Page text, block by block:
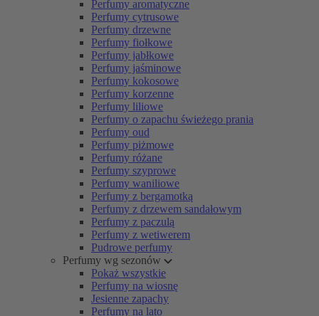
Perfumy aromatyczne
Perfumy cytrusowe
Perfumy drzewne
Perfumy fiołkowe
Perfumy jabłkowe
Perfumy jaśminowe
Perfumy kokosowe
Perfumy korzenne
Perfumy liliowe
Perfumy o zapachu świeżego prania
Perfumy oud
Perfumy piżmowe
Perfumy różane
Perfumy szyprowe
Perfumy waniliowe
Perfumy z bergamotką
Perfumy z drzewem sandałowym
Perfumy z paczulą
Perfumy z wetiwerem
Pudrowe perfumy
Perfumy wg sezonów
Pokaż wszystkie
Perfumy na wiosnę
Jesienne zapachy
Perfumy na lato